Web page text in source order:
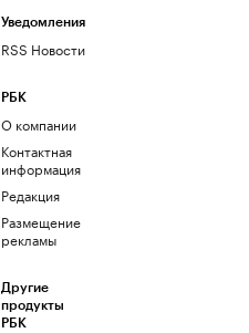
Уведомления
RSS Новости
РБК
О компании
Контактная
информация
Редакция
Размещение
рекламы
Другие
продукты
РБК